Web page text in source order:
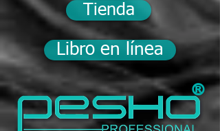
Tienda
Libro en línea
®